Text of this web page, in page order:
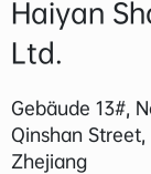
Haiyan
Ltd.
Gebäude 13#,
Qinshan
Zhejiang